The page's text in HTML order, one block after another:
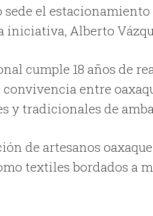
el
Alberto
cumple 18 años de
entre
y tradicionales de
de artesanos
textiles bordados a